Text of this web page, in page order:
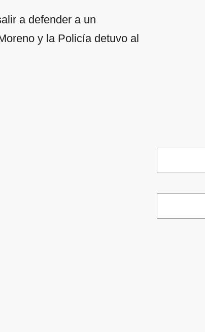
a defender a un
y la Policía detuvo al